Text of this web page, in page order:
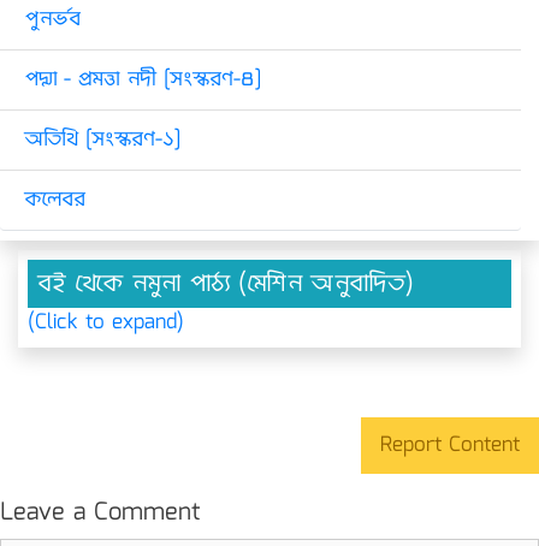
পুনর্ভব
পদ্মা - প্রমত্তা নদী [সংস্করণ-৪]
অতিথি [সংস্করণ-১]
কলেবর
বই থেকে নমুনা পাঠ্য (মেশিন অনুবাদিত)
(Click to expand)
Report Content
Leave a Comment